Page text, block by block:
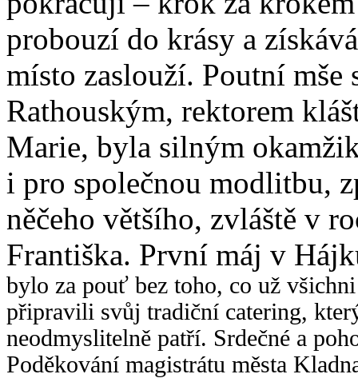
probouzí do krásy a
místo zaslouží. Poutní mše
Rathouským, rektorem
Marie, byla silným
i pro společnou modlitbu,
něčeho většího, zvláště v
Františka. První máj v
bylo za pouť bez toho, co už
připravili svůj tradiční catering,
neodmyslitelně patří. Srdečné a
Poděkování magistrátu města